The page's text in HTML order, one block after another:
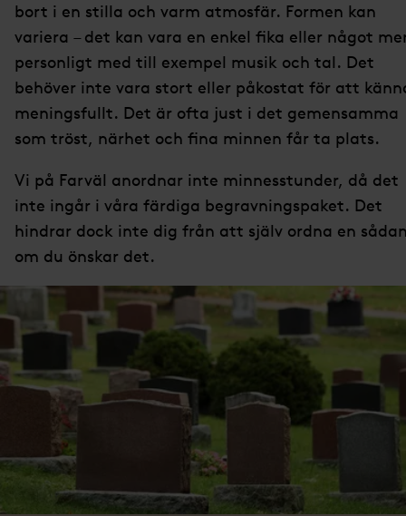
bort i en stilla och varm atmosfär. Formen kan
variera – det kan vara en enkel fika eller något
personligt med till exempel musik och tal. Det
behöver inte vara stort eller påkostat för att
meningsfullt. Det är ofta just i det gemensamma
som tröst, närhet och fina minnen får ta plats.
Vi på Farväl anordnar inte minnesstunder, då det
inte ingår i våra färdiga begravningspaket. Det
hindrar dock inte dig från att själv ordna en
om du önskar det.